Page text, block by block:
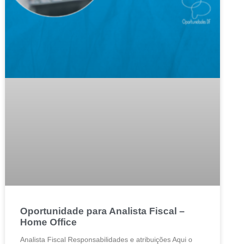
Oportunidade para Analista Fiscal –
Home Office
Analista Fiscal Responsabilidades e atribuições Aqui o